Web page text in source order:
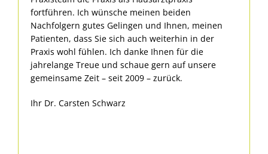
fortführen. Ich wünsche meinen beiden
Nachfolgern gutes Gelingen und Ihnen, meinen
Patienten, dass Sie sich auch weiterhin in der
Praxis wohl fühlen. Ich danke Ihnen für die
jahrelange Treue und schaue gern auf unsere
gemeinsame Zeit – seit 2009 – zurück.
Ihr Dr. Carsten Schwarz